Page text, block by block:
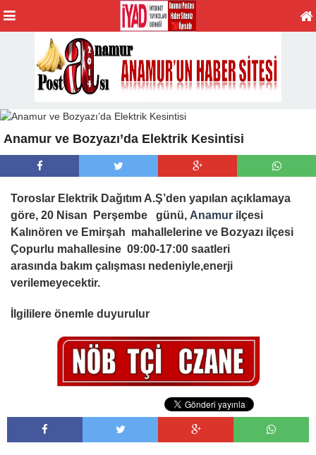
Anamur ve Bozyazı’da Elektrik Kesintisi
Toroslar Elektrik Dağıtım A.Ş’den yapılan açıklamaya
göre, 20 Nisan Perşembe günü, Anamur ilçesi
Kalınören ve Emirşah mahallelerine ve Bozyazı ilçesi
Çopurlu mahallesine 09:00-17:00 saatleri
arasında bakım çalışması nedeniyle,enerji
verilemeyecektir.
İlgililere önemle duyurulur